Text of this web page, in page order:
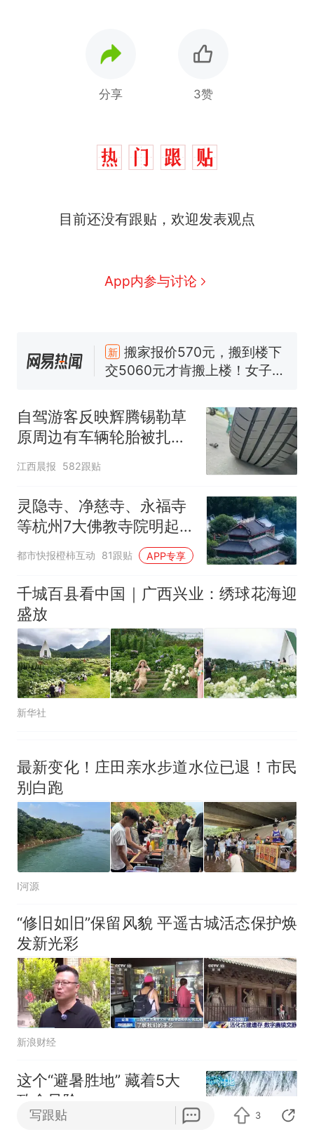
分享 3赞
目前还没有跟贴，欢迎发表观点
App内参与讨论
热 那个在床头放菜刀的女孩，
眼了……
空调24小时开着反而更省电？
电力部门回应
试前13名均遭淘汰？教育局：
已叫停招聘，成立调查组全面
十多万人报名的考试，成绩全
部作废，公平么？
“不建议大家买深色蛋糕”上热
热 那个在床头放菜刀的女孩，
因老师一句“跟我回家”改写了
自驾游客反映辉腾锡勒草
原周边有车辆轮胎被扎，
修理店铺换胎价格高达千
江西晨报 582跟贴
灵隐寺、净慈寺、永福寺
等杭州7大佛教寺院明起
临时关闭，别跑空了
都市快报橙柿互动 81跟贴 APP专享
千城百县看中国｜广西兴业：绣球花海迎
盛放
新华社
最新变化！庄田亲水步道水位已退！市民
别白跑
I河源
“修旧如旧”保留风貌 平遥古城活态保护焕
发新光彩
新浪财经
这个“避暑胜地” 藏着5大
致命风险
写跟贴 3